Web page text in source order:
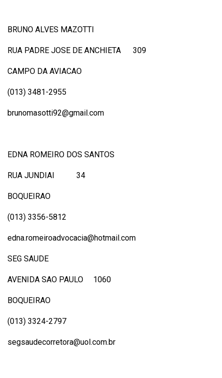
BRUNO ALVES MAZOTTI
RUA PADRE JOSE DE ANCHIETA 309
CAMPO DA AVIACAO
(013) 3481-2955
brunomasotti92@gmail.com
EDNA ROMEIRO DOS SANTOS
RUA JUNDIAI 34
BOQUEIRAO
(013) 3356-5812
edna.romeiroadvocacia@hotmail.com
SEG SAUDE
AVENIDA SAO PAULO 1060
BOQUEIRAO
(013) 3324-2797
segsaudecorretora@uol.com.br